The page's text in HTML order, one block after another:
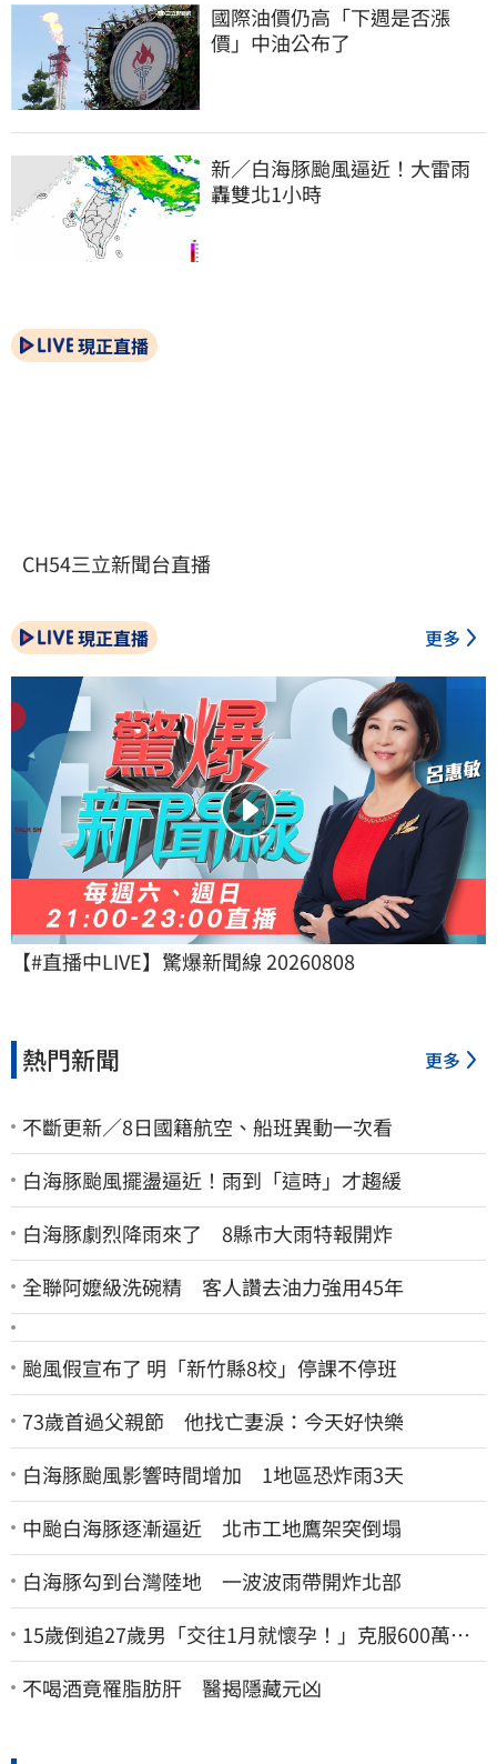
國際油價仍高「下週是否漲
價」中油公布了
新／白海豚颱風逼近！大雷雨
轟雙北1小時
現正直播
CH54三立新聞台直播
現正直播 更多
【#直播中LIVE】驚爆新聞線 20260808
熱門新聞 更多
不斷更新／8日國籍航空、船班異動一次看
白海豚颱風擺盪逼近！雨到「這時」才趨緩
白海豚劇烈降雨來了 8縣市大雨特報開炸
全聯阿嬤級洗碗精 客人讚去油力強用45年
颱風假宣布了 明「新竹縣8校」停課不停班
73歲首過父親節 他找亡妻淚：今天好快樂
白海豚颱風影響時間增加 1地區恐炸雨3天
中颱白海豚逐漸逼近 北市工地鷹架突倒塌
白海豚勾到台灣陸地 一波波雨帶開炸北部
15歲倒追27歲男「交往1月就懷孕！」克服600萬債
務 36歲美魔女當阿嬤了
不喝酒竟罹脂肪肝 醫揭隱藏元凶